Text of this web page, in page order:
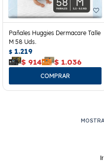
Pañales Huggies Dermacare Talle
M 58 Uds.
$ 1.219
$ 914 $ 1.036